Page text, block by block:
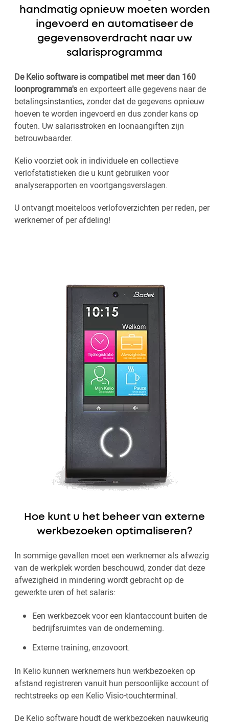
handmatig opnieuw moeten worden
ingevoerd en automatiseer de
gegevensoverdracht naar uw
salarisprogramma
De Kelio software is compatibel met meer dan 160
loonprogramma'sen exporteert alle gegevens naar de
betalingsinstanties, zonder dat de gegevens opnieuw
hoeven te worden ingevoerd en dus zonder kans op
fouten. Uw salarisstroken en loonaangiften zijn
betrouwbaarder.
Kelio voorziet ook in individuele en collectieve
verlofstatistieken die u kunt gebruiken voor
analyserapporten en voortgangsverslagen.
U ontvangt moeiteloos verlofoverzichten per reden, per
werknemer of per afdeling!
Hoe kunt u het beheer van externe
werkbezoeken optimaliseren?
In sommige gevallen moet een werknemer als afwezig
van de werkplek worden beschouwd, zonder dat deze
afwezigheid in mindering wordt gebracht op de
gewerkte uren of het salaris:
Een werkbezoek voor een klantaccount buiten de
bedrijfsruimtes van de onderneming.
Externe training, enzovoort.
In Kelio kunnen werknemers hun werkbezoeken op
afstand registreren vanuit hun persoonlijke account of
rechtstreeks op een Kelio Visio-touchterminal.
De Kelio software houdt de werkbezoeken nauwkeurig